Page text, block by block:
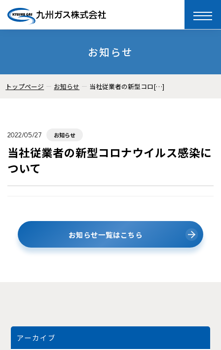
toggle
お知らせ
トップページ お知らせ 当社従業者の新型コロ[…]
アーカイブ
2022/05/27 お知らせ
当社従業者の新型コロナウイルス感染に
ついて
お知らせ一覧はこちら